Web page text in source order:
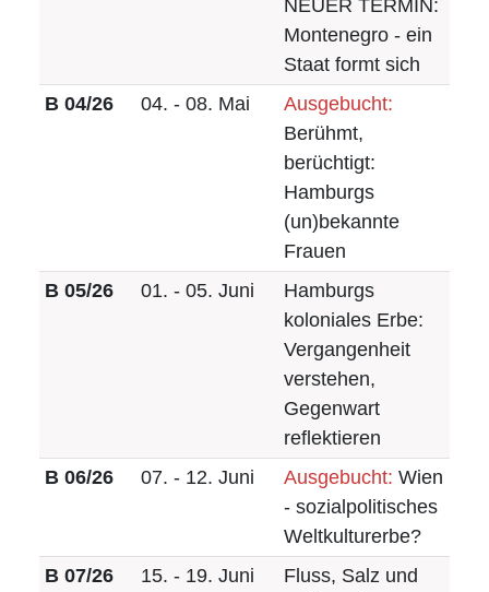
NEUER TERMIN:
Montenegro - ein
Staat formt sich
B 04/26
04. - 08. Mai
Ausgebucht:
Berühmt,
berüchtigt:
Hamburgs
(un)bekannte
Frauen
B 05/26
01. - 05. Juni
Hamburgs
koloniales Erbe:
Vergangenheit
verstehen,
Gegenwart
reflektieren
B 06/26
07. - 12. Juni Ausgebucht: Wien
- sozialpolitisches
Weltkulturerbe?
B 07/26
15. - 19. Juni
Fluss, Salz und